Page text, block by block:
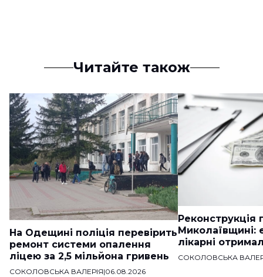
Читайте також
На Одещині поліція перевірить
ремонт системи опалення
ліцею за 2,5 мільйона гривень
СОКОЛОВСЬКА ВАЛЕРІЯ|06.08.2026
Реконструкція
Миколаївщині:
лікарні
СОКОЛОВСЬКА